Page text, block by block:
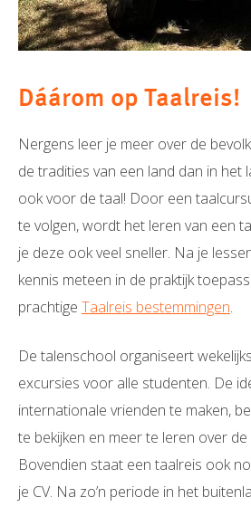
Dáárom op Taalreis!
Nergens leer je meer over de
de tradities van een land dan in het
ook voor de taal! Door een
te volgen, wordt het leren van een
je deze ook veel sneller. Na je
kennis meteen in de praktijk
prachtige Taalreis bestemmingen.
De talenschool organiseert
excursies voor alle studenten. De
internationale vrienden te maken,
te bekijken en meer te leren over
Bovendien staat een taalreis ook
je CV. Na zo’n periode in het